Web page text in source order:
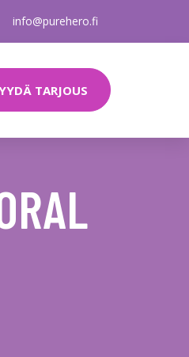
info@purehero.fi
TARJOUS